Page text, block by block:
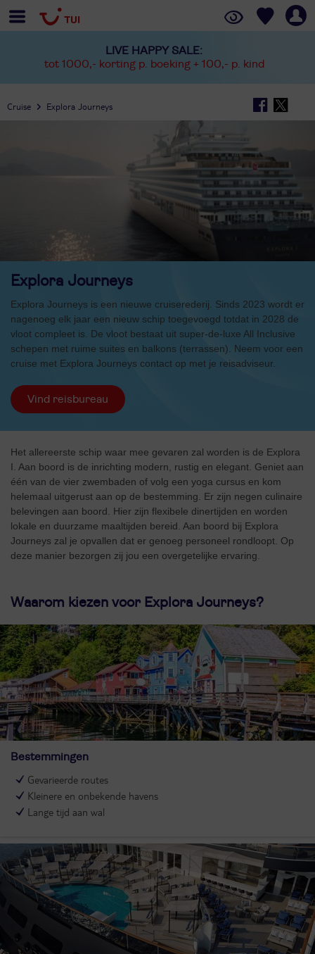
LIVE HAPPY SALE:
tot 1000,- korting p. boeking + 100,- p. kind
Cruise Explora Journeys
Explora Journeys
Explora Journeys is een nieuwe cruiserederij. Sinds 2023 wordt er
nagenoeg elk jaar een nieuw schip toegevoegd totdat in 2028 de
vloot compleet is. De vloot bestaat uit super-de-luxe All Inclusive
schepen met ruime suites en balkons (terrassen). Neem voor een
cruise met Explora Journeys contact op met je reisadviseur.
Vind reisbureau
Het allereerste schip waar mee gevaren zal worden is de Explora
I. Aan boord is de inrichting modern, rustig en elegant. Geniet aan
één van de vier zwembaden of volg een yoga cursus en kom
helemaal uitgerust aan op de bestemming. Er zijn negen culinaire
belevingen aan boord. Hier zijn flexibele dinertijden en worden
lokale en duurzame maaltijden bereid. Aan boord bij Explora
Journeys zal je opvallen dat er genoeg personeel rondloopt. Op
deze manier bezorgen zij jou een overgetelijke ervaring.
Waarom kiezen voor Explora Journeys?
Bestemmingen
Gevarieerde routes
Kleinere en onbekende havens
Lange tijd aan wal